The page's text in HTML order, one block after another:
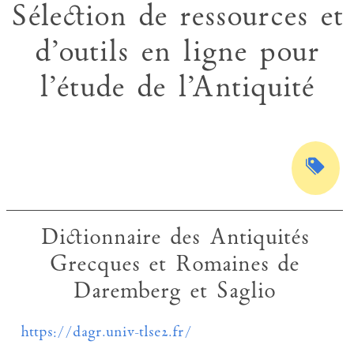
Sélection de ressources et
d’outils en ligne pour
l’étude de l’Antiquité
Dictionnaire des Antiquités
Grecques et Romaines de
Daremberg et Saglio
https://dagr.univ-tlse2.fr/